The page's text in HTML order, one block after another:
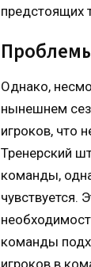
предстоящих
Однако,
нынешнем
игроков, что
Тренерский
команды,
чувствуется.
команды
игроков в